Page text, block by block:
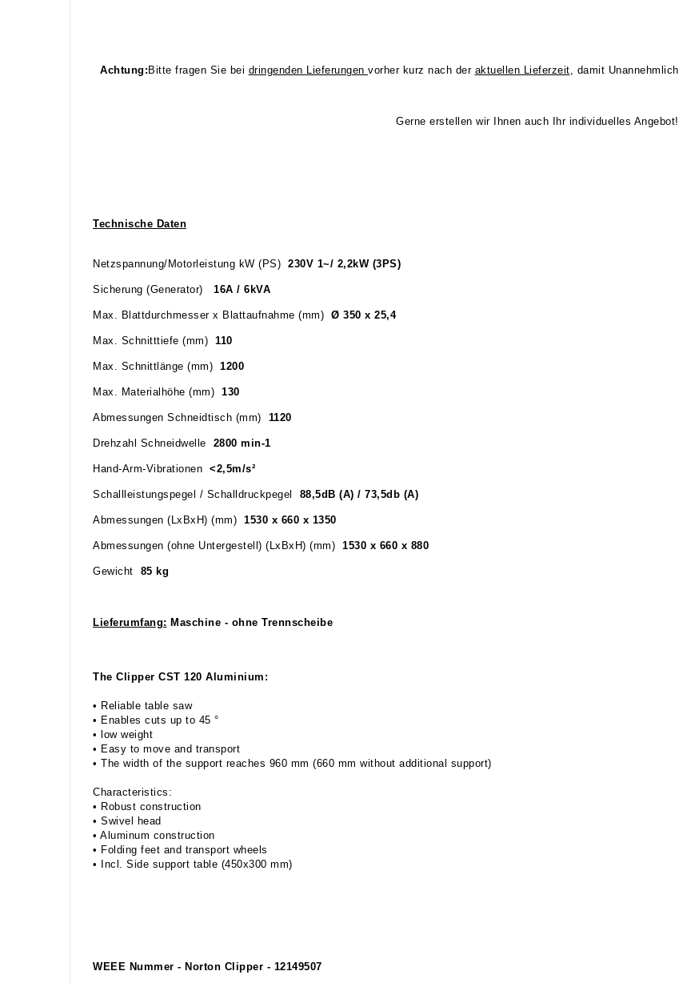
Achtung: Bitte fragen Sie bei dringenden Lieferungen vorher kurz nach der aktuellen Lieferzeit, damit
Gerne erstellen wir Ihnen auch Ihr individuelles Angebot!
Technische Daten
Netzspannung/Motorleistung kW (PS) 230V 1~/ 2,2kW (3PS)
Sicherung (Generator) 16A / 6kVA
Max. Blattdurchmesser x Blattaufnahme (mm) Ø 350 x 25,4
Max. Schnitttiefe (mm) 110
Max. Schnittlänge (mm) 1200
Max. Materialhöhe (mm) 130
Abmessungen Schneidtisch (mm) 1120
Drehzahl Schneidwelle 2800 min-1
Hand-Arm-Vibrationen <2,5m/s²
Schallleistungspegel / Schalldruckpegel 88,5dB (A) / 73,5db (A)
Abmessungen (LxBxH) (mm) 1530 x 660 x 1350
Abmessungen (ohne Untergestell) (LxBxH) (mm) 1530 x 660 x 880
Gewicht 85 kg
Lieferumfang: Maschine - ohne Trennscheibe
The Clipper CST 120 Aluminium:
• Reliable table saw
• Enables cuts up to 45 °
• low weight
• Easy to move and transport
• The width of the support reaches 960 mm (660 mm without additional support)
Characteristics:
• Robust construction
• Swivel head
• Aluminum construction
• Folding feet and transport wheels
• Incl. Side support table (450x300 mm)
WEEE Nummer - Norton Clipper - 12149507